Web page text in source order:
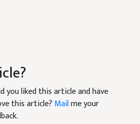
you liked this article and have
this article? Mailme your